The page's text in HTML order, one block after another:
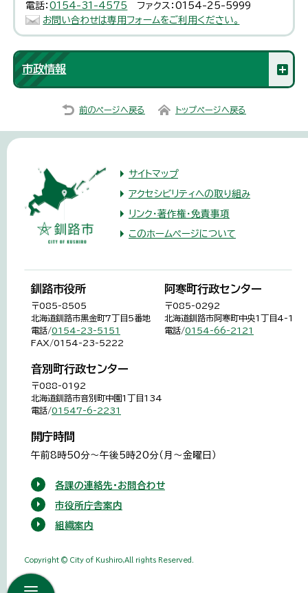
電話：0154-31-4575
ファクス：0154-25-5999
お問い合わせは専用フォームをご利用ください。
市政情報
前のページへ戻る トップページへ戻る
サイトマップ
アクセシビリティへの取り組み
リンク・著作権・免責事項
このホームページについて
釧路市役所
〒085-8505
北海道釧路市黒金町7丁目5番地
電話/0154-23-5151
FAX/0154-23-5222
阿寒町行政センター
〒085-0292
北海道釧路市阿寒町中央1丁目4-1
電話/0154-66-2121
音別町行政センター
〒088-0192
北海道釧路市音別町中園1丁目134
電話/01547-6-2231
開庁時間
午前8時50分～午後5時20分（月～金曜日）
各課の連絡先・お問合わせ
市役所庁舎案内
組織案内
Copyright © City of Kushiro,All rights Reserved.